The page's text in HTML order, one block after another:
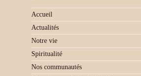
Accueil
Actualités
Notre vie
Spiritualité
Nos communautés